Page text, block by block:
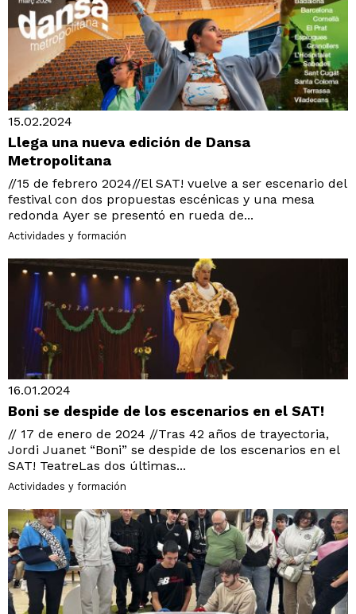
15.02.2024
Llega una nueva edición de Dansa
Metropolitana
//15 de febrero 2024//El SAT! vuelve a ser escenario del
festival con dos propuestas escénicas y una mesa
redonda Ayer se presentó en rueda de...
Actividades y formación
16.01.2024
Boni se despide de los escenarios en el SAT!
// 17 de enero de 2024 //Tras 42 años de trayectoria,
Jordi Juanet “Boni” se despide de los escenarios en el
SAT! TeatreLas dos últimas...
Actividades y formación